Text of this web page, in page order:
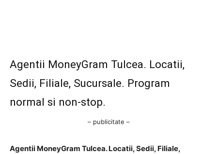
Agentii MoneyGram Tulcea. Locatii,
Sedii, Filiale, Sucursale. Program
normal si non-stop.
– publicitate –
Agentii MoneyGram Tulcea. Locatii, Sedii, Filiale,